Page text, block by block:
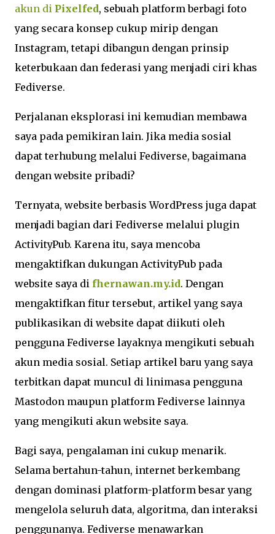
akun di Pixelfed, sebuah platform berbagi foto
yang secara konsep cukup mirip dengan
Instagram, tetapi dibangun dengan prinsip
keterbukaan dan federasi yang menjadi ciri khas
Fediverse.
Perjalanan eksplorasi ini kemudian membawa
saya pada pemikiran lain. Jika media sosial
dapat terhubung melalui Fediverse, bagaimana
dengan website pribadi?
Ternyata, website berbasis WordPress juga dapat
menjadi bagian dari Fediverse melalui plugin
ActivityPub. Karena itu, saya mencoba
mengaktifkan dukungan ActivityPub pada
website saya di fhernawan.my.id. Dengan
mengaktifkan fitur tersebut, artikel yang saya
publikasikan di website dapat diikuti oleh
pengguna Fediverse layaknya mengikuti sebuah
akun media sosial. Setiap artikel baru yang saya
terbitkan dapat muncul di linimasa pengguna
Mastodon maupun platform Fediverse lainnya
yang mengikuti akun website saya.
Bagi saya, pengalaman ini cukup menarik.
Selama bertahun-tahun, internet berkembang
dengan dominasi platform-platform besar yang
mengelola seluruh data, algoritma, dan interaksi
penggunanya. Fediverse menawarkan